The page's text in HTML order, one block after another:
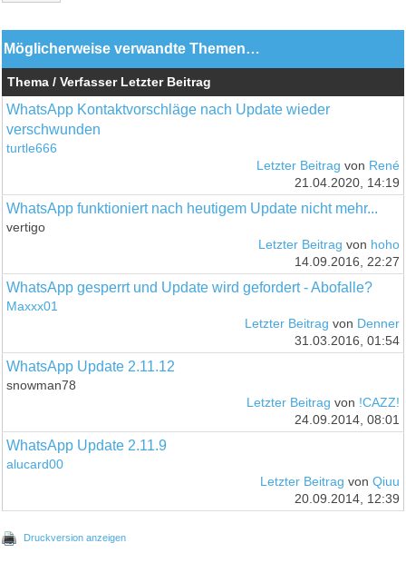
Möglicherweise verwandte Themen…
Thema / Verfasser Letzter Beitrag
WhatsApp Kontaktvorschläge nach Update wieder
verschwunden
turtle666
Letzter Beitrag von René
21.04.2020, 14:19
WhatsApp funktioniert nach heutigem Update nicht mehr...
vertigo
Letzter Beitrag von hoho
14.09.2016, 22:27
WhatsApp gesperrt und Update wird gefordert - Abofalle?
Maxxx01
Letzter Beitrag von Denner
31.03.2016, 01:54
WhatsApp Update 2.11.12
snowman78
Letzter Beitrag von !CAZZ!
24.09.2014, 08:01
WhatsApp Update 2.11.9
alucard00
Letzter Beitrag von Qiuu
20.09.2014, 12:39
Druckversion anzeigen